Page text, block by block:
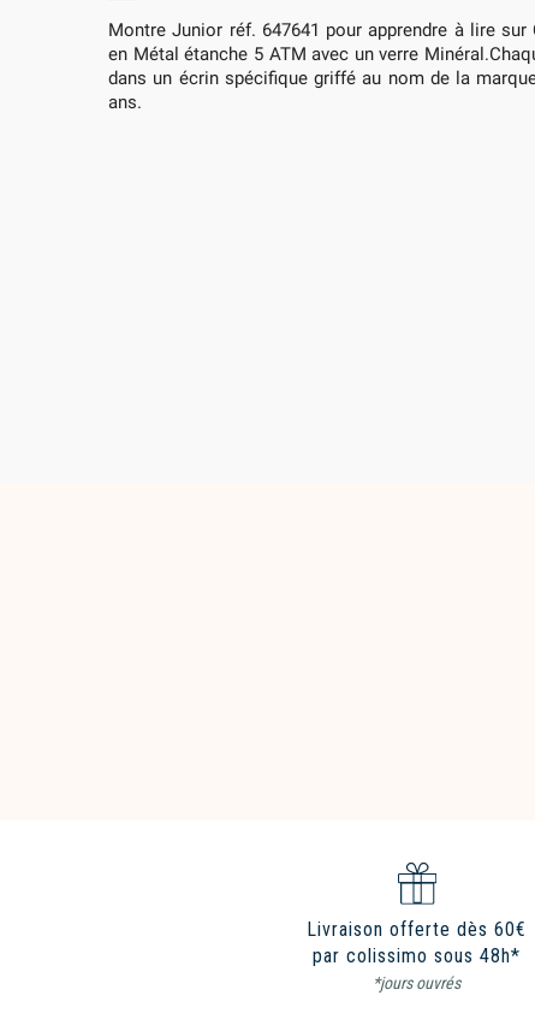
Montre Junior réf. 647641 pour apprendre à lire sur
en Métal étanche 5 ATM avec un verre
dans un écrin spécifique griffé au nom de la
ans.
Livraison offerte dès 60€
par colissimo sous 48h*
*jours ouvrés